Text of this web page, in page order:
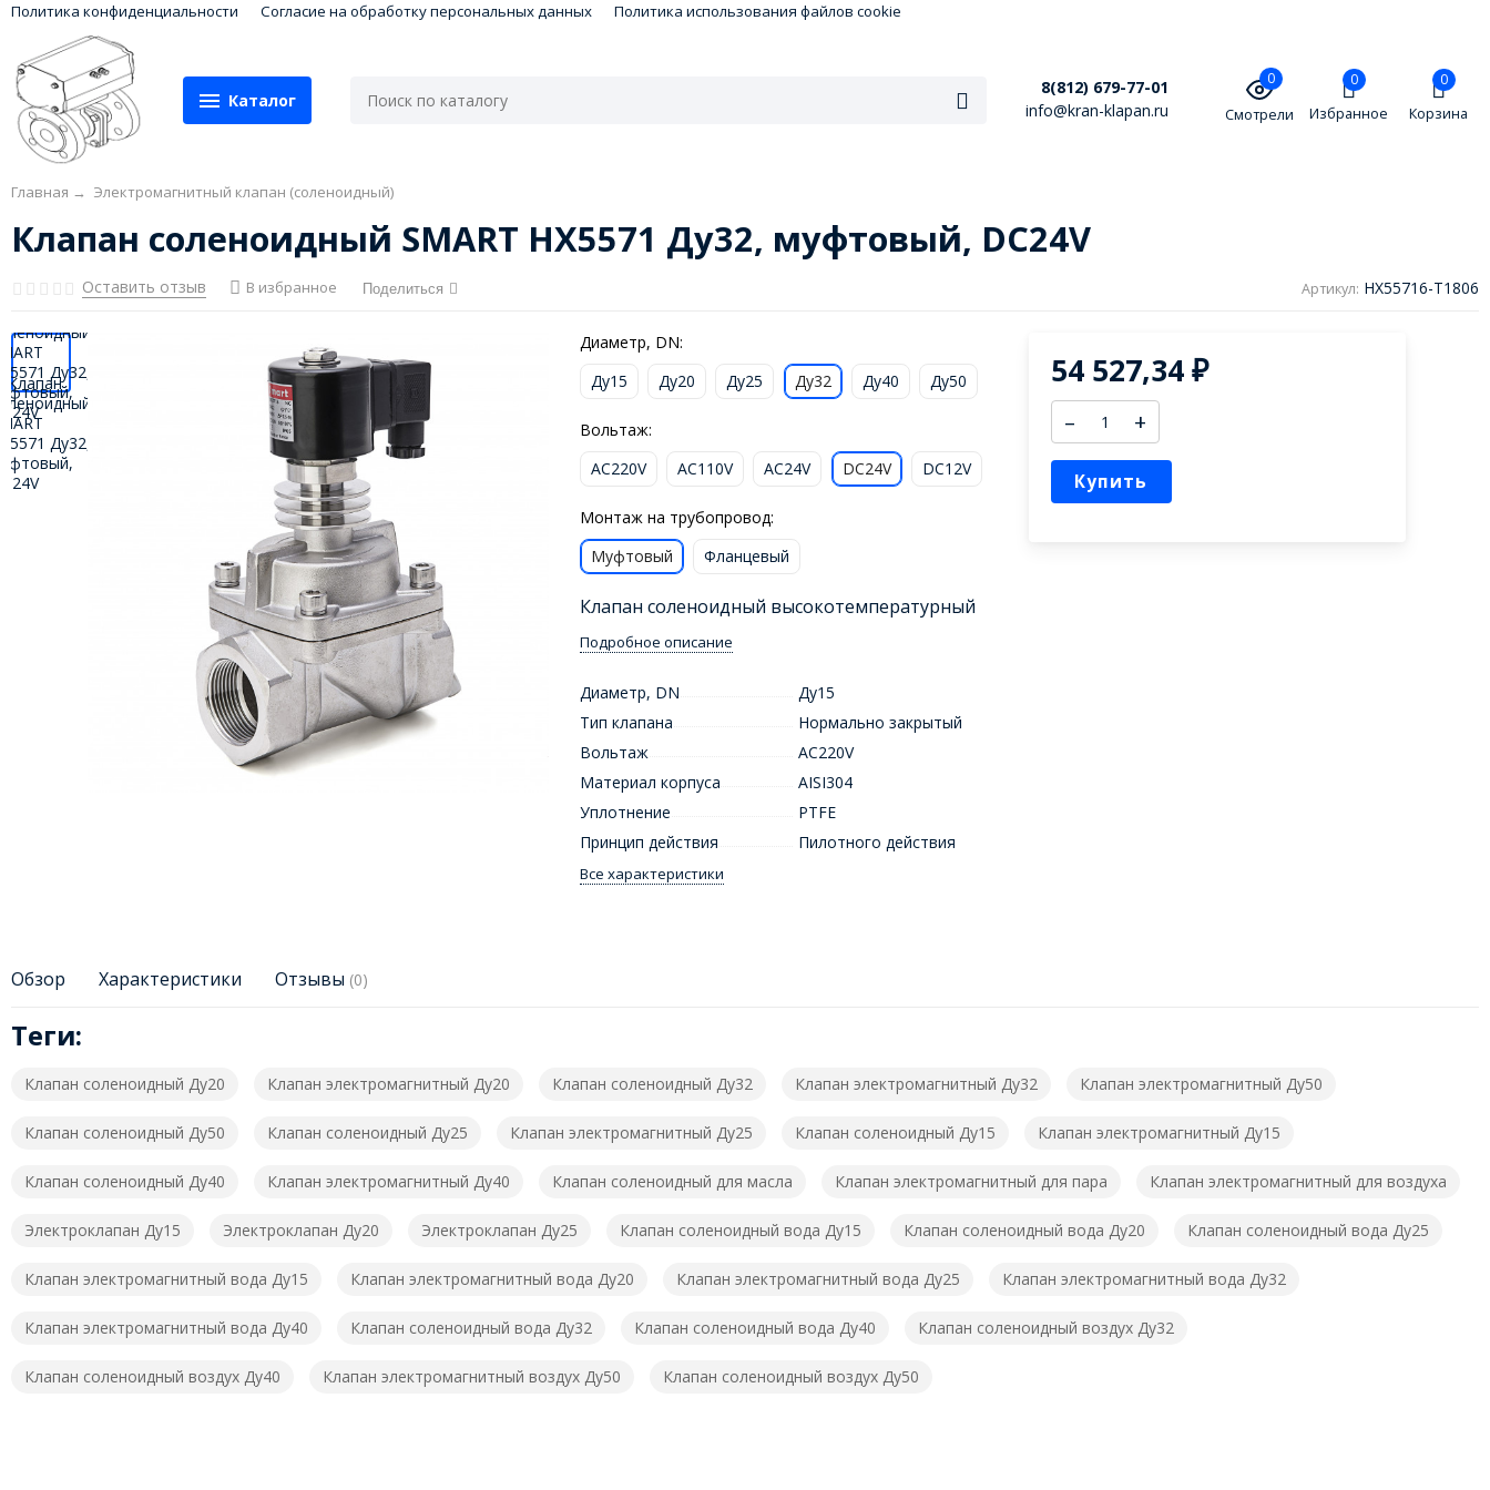
Политика конфиденциальности Согласие на обработку персональных данных Политика использования файлов cookie
Каталог
8(812) 679-77-01
info@kran-klapan.ru
0
Смотрели
0
Избранное
0
Корзина
Главная → Электромагнитный клапан (соленоидный)
Клапан соленоидный SMART HX5571 Ду32, муфтовый, DC24V
Оставить отзыв В избранное Поделиться Артикул: HX55716-T1806
Диаметр, DN:
Ду15
Ду20 Ду25 Ду32 Ду40 Ду50
Вольтаж:
AC220V
AC110V AC24V DC24V DC12V
Монтаж на трубопровод:
Муфтовый
Фланцевый
Клапан соленоидный высокотемпературный
Подробное описание
Диаметр, DN
Ду15
Тип клапана
Нормально закрытый
Вольтаж
AC220V
Материал корпуса
AISI304
Уплотнение
PTFE
Принцип действия
Пилотного действия
Все характеристики
54 527,34₽
– +
Купить
Обзор Характеристики Отзывы (0)
Теги:
Клапан соленоидный Ду20 Клапан электромагнитный Ду20 Клапан соленоидный Ду32 Клапан электромагнитный Ду32 Клапан электромагнитный Ду50
Клапан соленоидный Ду50 Клапан соленоидный Ду25 Клапан электромагнитный Ду25 Клапан соленоидный Ду15 Клапан электромагнитный Ду15
Клапан соленоидный Ду40 Клапан электромагнитный Ду40 Клапан соленоидный для масла Клапан электромагнитный для пара Клапан электромагнитный для воздуха
Электроклапан Ду15 Электроклапан Ду20 Электроклапан Ду25 Клапан соленоидный вода Ду15 Клапан соленоидный вода Ду20 Клапан соленоидный вода Ду25
Клапан электромагнитный вода Ду15 Клапан электромагнитный вода Ду20 Клапан электромагнитный вода Ду25 Клапан электромагнитный вода Ду32
Клапан электромагнитный вода Ду40 Клапан соленоидный вода Ду32 Клапан соленоидный вода Ду40 Клапан соленоидный воздух Ду32
Клапан соленоидный воздух Ду40 Клапан электромагнитный воздух Ду50 Клапан соленоидный воздух Ду50